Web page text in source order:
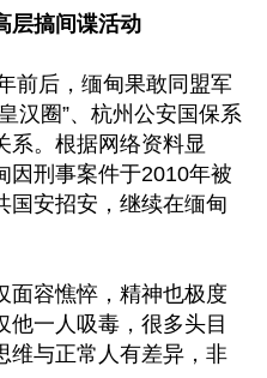
层搞间谍活动
前后，缅甸果敢同盟军
汉圈”、杭州公安国保系
系。根据网络资料显
因刑事案件于2010年被
国安招安，继续在缅甸
面容憔悴，精神也极度
一人吸毒，很多头目
维与正常人有差异，非